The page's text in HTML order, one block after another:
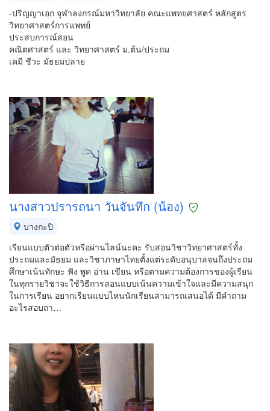
-ปริญญาเอก จุฬาลงกรณ์มหาวิทยาลัย คณะแพทยศาสตร์ หลักสูตร
วิทยาศาสตร์การแพทย์
ประสบการณ์สอน
คณิตศาสตร์ และ วิทยาศาสตร์ ม.ต้น/ประถม
เคมี ชีวะ มัธยมปลาย
นางสาวปรารถนา วันจันทึก (น้อง)
บางกะปิ
เรียนแบบตัวต่อตัวหรือผ่านไลน์นะคะ รับสอนวิชาวิทยาศาสตร์ทั้ง
ประถมและมัธยม และวิชาภาษาไทยตั้งแต่ระดับอนุบาลจนถึงประถม
ศึกษาเน้นทักษะ ฟัง พูด อ่าน เขียน หรือตามความต้องการของผู้เรียน
ในทุกรายวิชาจะใช้วิธีการสอนแบบเน้นความเข้าใจและมีความสนุก
ในการเรียน อยากเรียนแบบไหนนักเรียนสามารถเสนอได้ มีคำถาม
อะไรสอบถา…